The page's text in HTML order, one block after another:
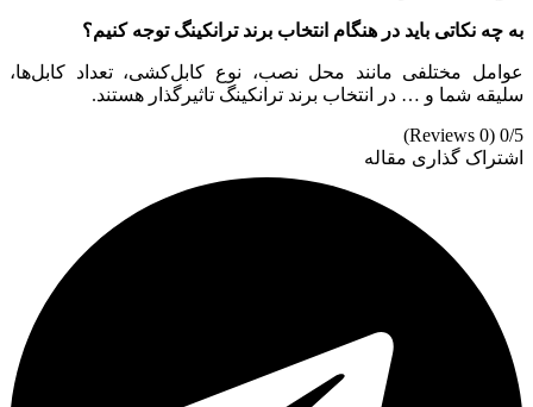
به چه نکاتی باید در هنگام انتخاب برند ترانکینگ توجه کنیم؟
عوامل مختلفی مانند محل نصب، نوع کابل‌کشی، تعداد کابل‌ها،
سلیقه شما و … در انتخاب برند ترانکینگ تاثیرگذار هستند.
0/5
(0 Reviews)
اشتراک گذاری مقاله